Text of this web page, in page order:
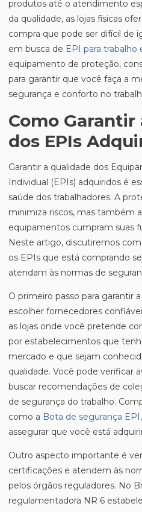
produtos até o atendimento
da qualidade, as lojas físicas
compra que pode ser difícil de
em busca de EPI para trabalho
equipamento de proteção,
para garantir que você faça a
segurança e conforto no
Como Garantir
dos EPIs
Garantir a qualidade dos
Individual (EPIs) adquiridos é
saúde dos trabalhadores. A
minimiza riscos, mas também
equipamentos cumpram suas
Neste artigo, discutiremos
os EPIs que está comprando
atendam às normas de
O primeiro passo para garantir
escolher fornecedores
as lojas onde você pretende
por estabelecimentos que
mercado e que sejam
qualidade. Você pode verificar
buscar recomendações de
de segurança do trabalho.
como a Bota de segurança EPI
assegurar que você está
Outro aspecto importante é
certificações e atendem às
pelos órgãos reguladores. No
regulamentadora NR 6